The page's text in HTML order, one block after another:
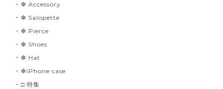
❇︎ Accessory
❇︎ Salopette
❇︎ Pierce
❇︎ Shoes
❇︎ Hat
❇︎iPhone case
□ 特集